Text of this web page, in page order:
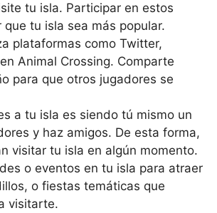
tu isla. Participar en‍ estos
tu isla sea‌ más popular.
plataformas como Twitter,
Animal Crossing. Comparte
para​ que‍ otros​ jugadores se
a tu⁣ isla es siendo⁢ tú mismo un
y haz amigos. De esta forma,
⁤visitar tu isla en algún momento.
o ⁣eventos en tu isla para atraer
o fiestas‌ temáticas ⁤que
visitarte.